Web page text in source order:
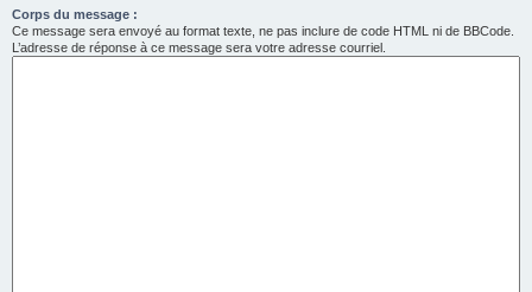
Corps du message :
Ce message sera envoyé au format texte, ne pas inclure de code HTML ni de BBCode.
L’adresse de réponse à ce message sera votre adresse courriel.